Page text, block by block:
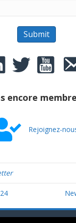
encore
Rejoignez-